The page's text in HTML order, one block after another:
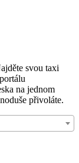
svou taxi
na jednom
přivoláte.